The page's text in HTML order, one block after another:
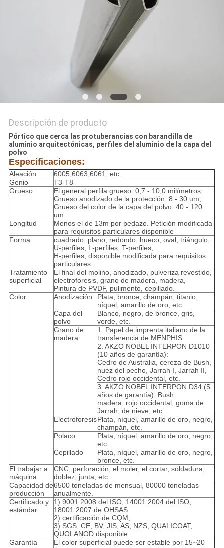
Descripción de producto
Pórtico que cerca las protuberancias con barandilla de
aluminio arquitectónicas, perfiles del aluminio de la capa del
polvo
Especificaciones:
Aleación
6005,6063,6061, etc.
Genio
T3-T8
Grueso
El general perfila grueso: 0,7 - 10,0 milímetros;
Grueso anodizado de la protección: 8 - 30 um;
Grueso del color de la capa del polvo: 40 - 120
um.
Longitud
Menos el de 13m por pedazo. Petición modificada
para requisitos particulares disponible
Forma
cuadrado, plano, redondo, hueco, oval, triángulo,
U-perfiles, L-perfiles, T-perfiles,
H-perfiles, disponible modificada para requisitos
particulares.
Tratamiento
superficial
El final del molino, anodizado, pulveriza revestido,
electroforesis, grano de madera, madera,
Pintura de PVDF, pulimento, cepillado.
Color
Anodización
Plata, bronce, champán, titanio,
níquel, amarillo de oro, etc.
Capa del
polvo
Blanco, negro, de bronce, gris,
verde, etc.
Grano de
madera
1. Papel de imprenta italiano de la
transferencia de MENPHIS.
2. AKZO NOBEL INTERPON D1010
(10 años de garantía):
Cedro de Australia, cereza de Bush,
nuez del pecho, Jarrah I, Jarrah II,
Cedro rojo occidental, etc.
3. AKZO NOBEL INTERPON D34 (5
años de garantía): Bush
madera, rojo occidental, goma de
Jarrah, de nieve, etc.
ElectroforesisPlata, níquel, amarillo de oro, negro,
champán, etc.
Polaco
Plata, níquel, amarillo de oro, negro,
etc.
Cepillado
Plata, níquel, amarillo de oro, negro,
bronce, etc.
El trabajar a
máquina
CNC, perforación, el moler, el cortar, soldadura,
doblez, junta, etc.
Capacidad de
producción
6500 toneladas de mensual, 80000 toneladas
anualmente.
Certificado y
estándar
1) 9001:2008 del ISO; 14001:2004 del ISO;
18001:2007 de OHSAS
2) certificación de CQM;
3) SGS, CE, BV, JIS, AS, NZS, QUALICOAT,
QUOLANOD disponible
Garantía
El color superficial puede ser estable por 15~20